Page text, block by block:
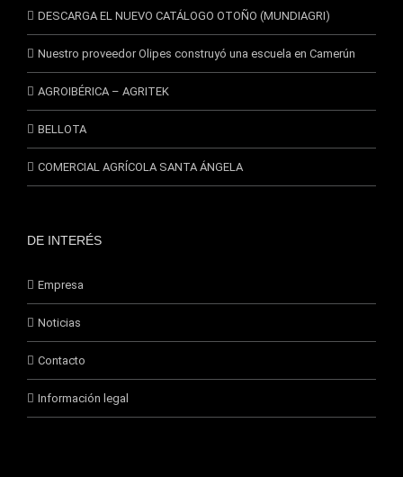
DESCARGA EL NUEVO CATÁLOGO OTOÑO (MUNDIAGRI)
Nuestro proveedor Olipes construyó una escuela en Camerún
AGROIBÉRICA – AGRITEK
BELLOTA
COMERCIAL AGRÍCOLA SANTA ÁNGELA
DE INTERÉS
Empresa
Noticias
Contacto
Información legal